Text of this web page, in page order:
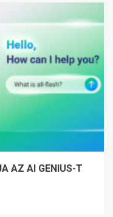
AZ AI GENIUS-T